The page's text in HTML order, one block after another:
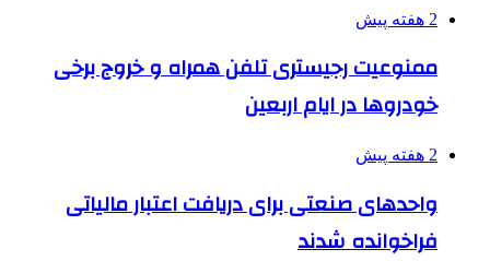
2 هفته پیش
ممنوعیت رجیستری تلفن همراه و خروج برخی
خودروها در ایام اربعین
2 هفته پیش
واحدهای صنعتی برای دریافت اعتبار مالیاتی
فراخوانده شدند